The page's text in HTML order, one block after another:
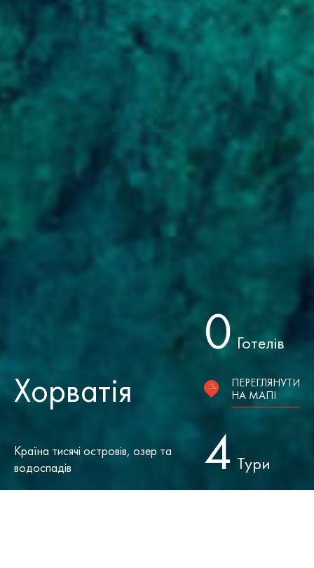
Хорватія
Країна тисячі островів, озер та
водоспадів
0 Готелів
ПЕРЕГЛЯНУТИ
НА МАПІ
4 Тури